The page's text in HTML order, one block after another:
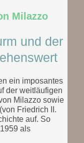
Milazzo
und der
ein imposantes
der weitläufigen
Milazzo sowie
Friedrich II.
auf. So
als